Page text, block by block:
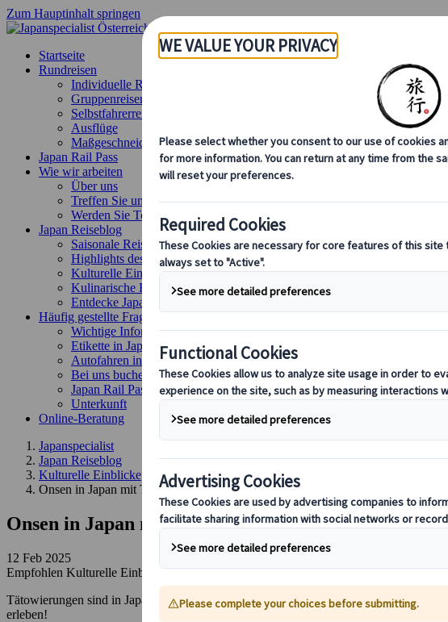
Zum Hauptinhalt springen
Startseite
Rundreisen
Individuelle Reisen
Gruppenreisen
Selbstfahrerreisen
Ausflüge
Maßgeschneiderte Gruppenreisen
Japan Rail Pass
Wie wir arbeiten
Über uns
Treffen Sie unser Team
Werden Sie Teil unseres Teams
Japan Reiseblog
Saisonale Reisetipps
Highlights des Reiseziels
Kulturelle Einblicke
Kulinarische Erlebnisse
Entdecke Japan mit dem Zug
Häufig gestellte Fragen
Wichtige Informationen
Etikette in Japan
Autofahren in Japan
Bei uns buchen
Japan Rail Pass
Unterkunft
Online-Beratung
Japanspecialist
Japan Reiseblog
Kulturelle Einblicke
Onsen in Japan mit Tattoo? So klappt es trotzdem!
Onsen in Japan mit Tattoo? So klappt es trotzdem!
12 Feb 2025
Empfohlen Kulturelle Einblicke
Tätowierungen sind in Japan seit langem ein Tabu, vor allem wegen ihrer
erleben!